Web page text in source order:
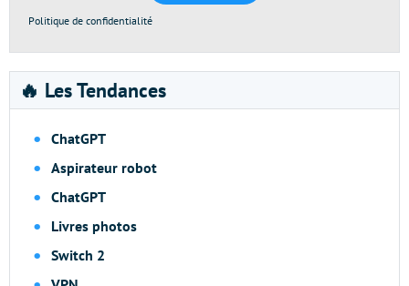
Politique de confidentialité
🔥 Les Tendances
ChatGPT
Aspirateur robot
ChatGPT
Livres photos
Switch 2